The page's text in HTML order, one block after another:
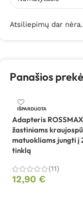
Atsiliepimų dar nėra.
Panašios
IŠPARDUOTA
Adapteris ROSSMAX
žastiniams
matuokliams jungti į
tinklą
(11)
12,90 €